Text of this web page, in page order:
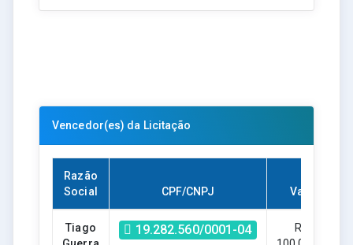
Vencedor(es) da Licitação
Razão
Social
CPF/CNPJ Valor
Tiago
19.282.560/0001-04
R$ -